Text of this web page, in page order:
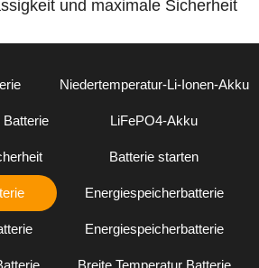
und maximale Sicherheit
Niedertemperatur-Li-Ionen-Akku
LiFePO4-Akku
Batterie starten
Energiespeicherbatterie
Energiespeicherbatterie